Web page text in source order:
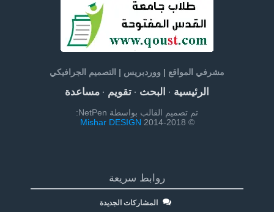
مشرفي المواقع | ووردبريس | التصميم الجرافيكي
الرئيسية· البحث· تقويم· مساعدة
تم تصميم القالب بواسطة NetPen:
© 2014-2018
Mishar DESIGN
روابط سريعة
المشاركات الجديدة